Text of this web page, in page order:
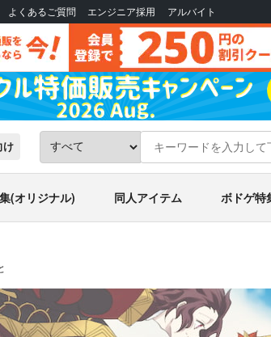
よくあるご質問 エンジニア採用 アルバイト
け
(オリジナル) 同人アイテム ボドゲ特